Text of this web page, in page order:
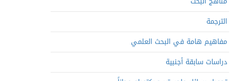
الترجمة
مفاهيم هامة في البحث العلمي
دراسات سابقة أجنبية